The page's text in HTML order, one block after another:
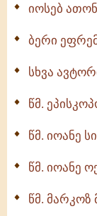
სულიერი
ნაწილი II
იოსებ
ბერი
სხვა
წმ.
წმ. იოანე
წმ. იოანე
წმ. მარკოზ